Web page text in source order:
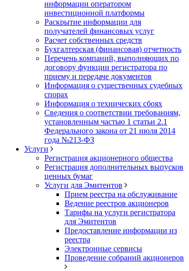
информации оператором
инвестиционной платформы
Раскрытие информации для
получателей финансовых услуг
Расчет собственных средств
Бухгалтерская (финансовая) отчетность
Перечень компаний, выполняющих по
договору функции регистратора по
приему и передаче документов
Информация о существенных судебных
спорах
Информация о технических сбоях
Сведения о соответствии требованиям,
установленным частью 1 статьи 2.1
Федерального закона от 21 июля 2014
года №213-ФЗ
Услуги
Регистрация акционерного общества
Регистрация дополнительных выпусков
ценных бумаг
Услуги для Эмитентов
Прием реестра на обслуживание
Ведение реестров акционеров
Тарифы на услуги регистратора
для Эмитентов
Предоставление информации из
реестра
Электронные сервисы
Проведение собраний акционеров